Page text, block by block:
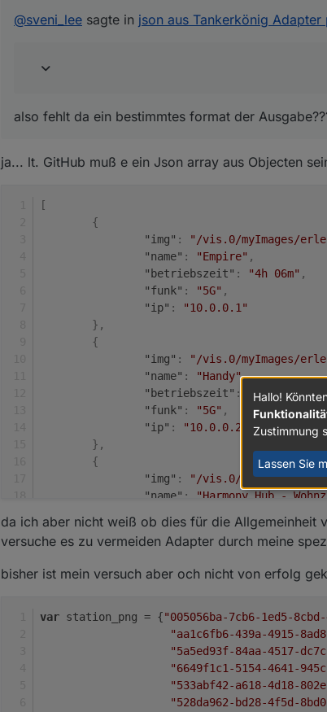
weil er sie auch braucht zum auswerten ;-)
das es in das Materialdesign Table widget
also fehlt da ein bestimmtes format der
@sveni_lee sagte in json aus Tankerkönig Adapter
also fehlt da ein bestimmtes format der
ja... lt. GitHub muß e ein Json array aus Objecten
[
{
"img" : "/vis.0/myImages/
"name" : "Empire" ,
"betriebszeit" : "4h 06m" ,
"funk" : "5G" ,
"ip" :
"10.0.0.1"
} ,
{
"img" : "/vis.0/myImages/
"name" : "Handy",
"betriebszeit" : "13m",
"funk" : "5G" ,
"ip" :
"10.0.0.2"
} ,
{
"img" : "/vis.0/myImages/
"name" : "Harmony Hub -
"funk": "2G",
"ip": "10.0.0.3"
]
da ich aber nicht weiß ob dies für die Allgemeinheit
versuche es zu vermeiden Adapter durch meine
bisher ist mein versuch aber och nicht von erfolg
var station_png = {"005056ba-7cb6-1ed5-
"aa1c6fb6-439a-4915-
"5a5ed93f-84aa-4517-
"6649f1c1-5154-4641-
"533abf42-a618-4d18-
"528da962-bd28-4f5d-
Hallo!
Zustimmung
Lassen Sie